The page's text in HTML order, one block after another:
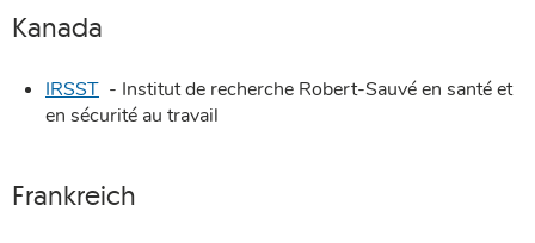
Kanada
IRSST - Institut de recherche Robert-Sauvé en santé et
en sécurité au travail
Frankreich